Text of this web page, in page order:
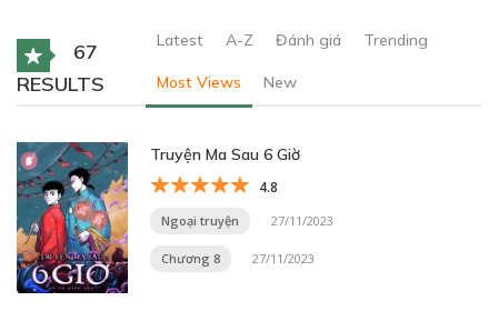
67
RESULTS
Latest A-Z Đánh giá Trending
Most Views New
Truyện Ma Sau 6 Giờ
4.8
Ngoại truyện 27/11/2023
Chương 8 27/11/2023